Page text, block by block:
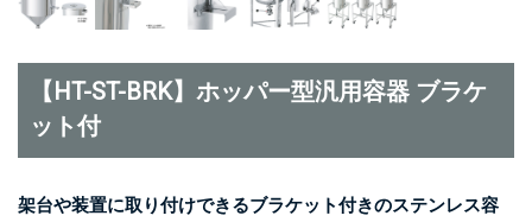
【HT-ST-BRK】ホッパー型汎用容器 ブラケ
ット付
架台や装置に取り付けできるブラケット付きのステンレス容